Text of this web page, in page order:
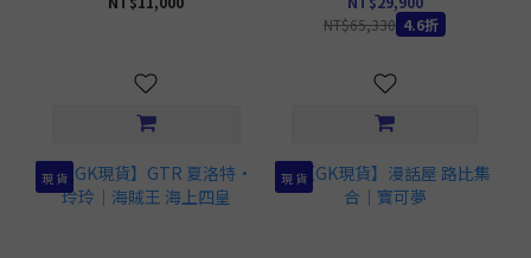
含特典
NT$65,330 4.6折
現 貨 現 貨